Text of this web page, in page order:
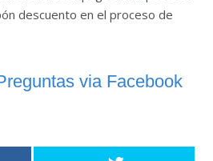
descuento en el proceso de
via Facebook